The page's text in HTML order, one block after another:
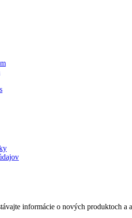
informácie o nových produktoch a